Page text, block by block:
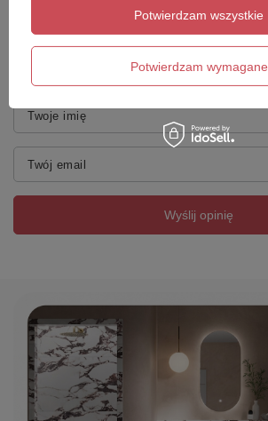
Dodaj własne zdjęcie produktu:
Twoje imię
Twój email
Wyślij opinię
Potwierdzam wymagane
Potwierdzam wszystkie